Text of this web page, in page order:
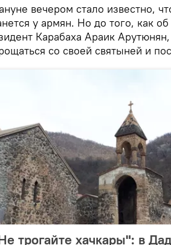
вечером стало известно,
у армян. Но до того, как
Карабаха Араик
со своей святыней и
трогайте хачкары": в